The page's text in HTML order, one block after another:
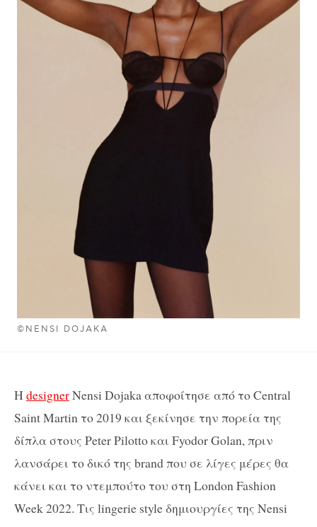
©NENSI DOJAKA
Η designerNensi Dojaka αποφοίτησε από το Central
Saint Martin το 2019 και ξεκίνησε την πορεία της
δίπλα στους Peter Pilotto και Fyodor Golan, πριν
λανσάρει το δικό της brand που σε λίγες μέρες θα
κάνει και το ντεμπούτο του στη London Fashion
Week 2022. Τις lingerie style δημιουργίες της Nensi